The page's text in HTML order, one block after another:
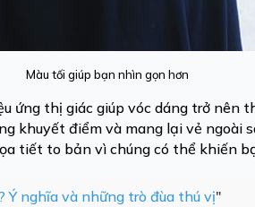
Màu tối giúp bạn nhìn gọn hơn
ứng thị giác giúp vóc dáng trở nên
khuyết điểm và mang lại vẻ ngoài
tiết to bản vì chúng có thể khiến
Ý nghĩa và những trò đùa thú vị"